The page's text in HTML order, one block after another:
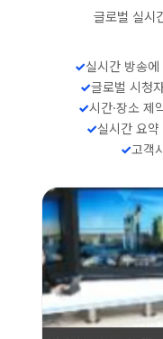
글로벌 실시
✓실시간 방송
✓글로벌 시청
✓시간·장소 제
✓실시간 요약
✓고객